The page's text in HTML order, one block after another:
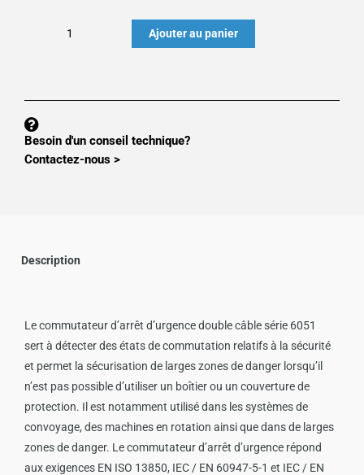
câble
Ajouter au panier
Besoin d'un conseil technique?
Contactez-nous >
Description
Le commutateur d’arrêt d’urgence double câble série 6051
sert à détecter des états de commutation relatifs à la sécurité
et permet la sécurisation de larges zones de danger lorsqu’il
n’est pas possible d’utiliser un boîtier ou un couverture de
protection. Il est notamment utilisé dans les systèmes de
convoyage, des machines en rotation ainsi que dans de larges
zones de danger. Le commutateur d’arrêt d’urgence répond
aux exigences EN ISO 13850, IEC / EN 60947-5-1 et IEC / EN